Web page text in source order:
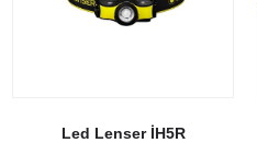
Led Lenser İH5R